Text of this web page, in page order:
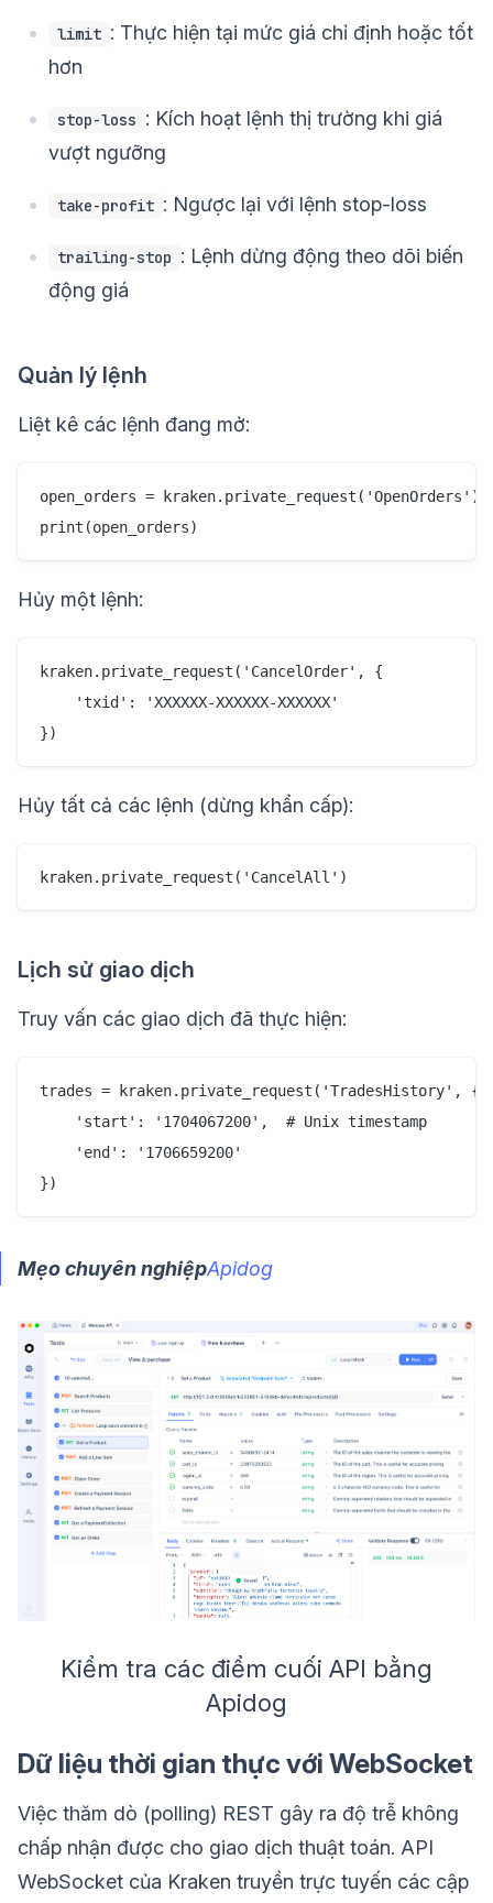
limit : Thực hiện tại mức giá chỉ định hoặc tốt
hơn
stop-loss : Kích hoạt lệnh thị trường khi giá
vượt ngưỡng
take-profit : Ngược lại với lệnh stop-loss
trailing-stop : Lệnh dừng động theo dõi biến
động giá
Quản lý lệnh
Liệt kê các lệnh đang mở:
open_orders = kraken.private_request('OpenOrders')
Hủy một lệnh:
kraken.private_request('CancelOrder', {
    'txid': 'XXXXXX-XXXXXX-XXXXXX'
Hủy tất cả các lệnh (dừng khẩn cấp):
Lịch sử giao dịch
Truy vấn các giao dịch đã thực hiện:
trades = kraken.private_request('TradesHistory', {
    'start': '1704067200',  # Unix timestamp
    'end': '1706659200'
Mẹo chuyên nghiệpApidog
Kiểm tra các điểm cuối API bằng
Apidog
Dữ liệu thời gian thực với WebSocket
Việc thăm dò (polling) REST gây ra độ trễ không
chấp nhận được cho giao dịch thuật toán. API
WebSocket của Kraken truyền trực tuyến các cập